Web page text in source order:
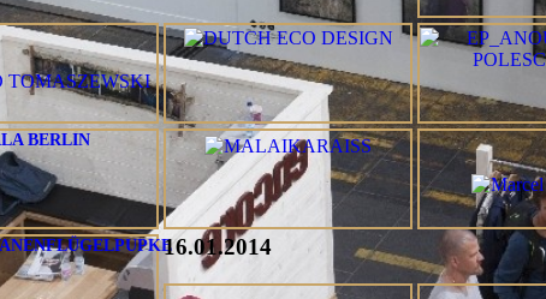
BERLIN
16.01.2014